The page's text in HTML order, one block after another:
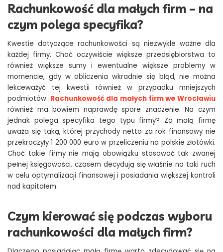
Rachunkowość dla małych firm – na
czym polega specyfika?
Kwestie dotyczące rachunkowości są niezwykle ważne dla
każdej firmy. Choć oczywiście większe przedsiębiorstwa to
również większe sumy i ewentualne większe problemy w
momencie, gdy w obliczenia wkradnie się błąd, nie można
lekceważyć tej kwestii również w przypadku mniejszych
podmiotów. Rachunkowość dla małych firm we Wrocławiu
również ma bowiem naprawdę spore znaczenie. Na czym
jednak polega specyfika tego typu firmy? Za małą firmę
uważa się taką, której przychody netto za rok finansowy nie
przekroczyły 1 200 000 euro w przeliczeniu na polskie złotówki.
Choć takie firmy nie mają obowiązku stosować tak zwanej
pełnej księgowości, czasem decydują się właśnie na taki ruch
w celu optymalizacji finansowej i posiadania większej kontroli
nad kapitałem.
Czym kierować się podczas wyboru
rachunkowości dla małych firm?